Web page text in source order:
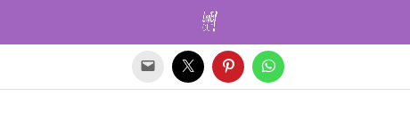
Sair da versão mobile